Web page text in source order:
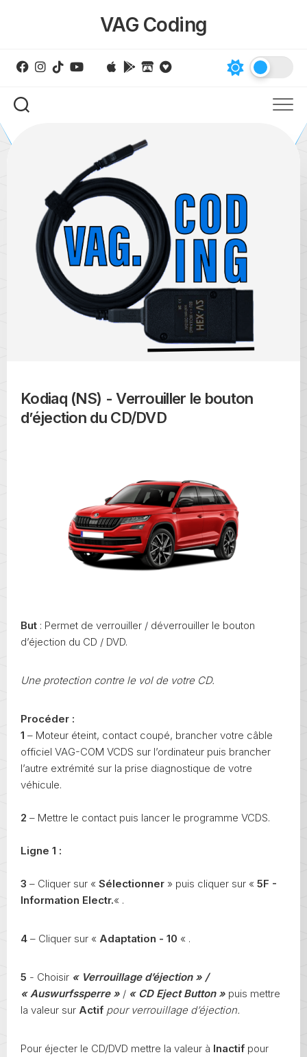
VAG Coding
Kodiaq (NS) - Verrouiller le bouton
d’éjection du CD/DVD
But : Permet de verrouiller / déverrouiller le bouton
d’éjection du CD / DVD.
Une protection contre le vol de votre CD.
Procéder :
1 – Moteur éteint, contact coupé, brancher votre câble
officiel VAG-COM VCDS sur l’ordinateur puis brancher
l’autre extrémité sur la prise diagnostique de votre
véhicule.
2 – Mettre le contact puis lancer le programme VCDS.
Ligne 1 :
3 – Cliquer sur « Sélectionner » puis cliquer sur « 5F -
Information Electr.« .
4 – Cliquer sur « Adaptation - 10 « .
5 - Choisir « Verrouillage d’éjection » /
« Auswurfssperre » / « CD Eject Button » puis mettre
la valeur sur Actif pour verrouillage d’éjection.
Pour éjecter le CD/DVD mettre la valeur à Inactif pour